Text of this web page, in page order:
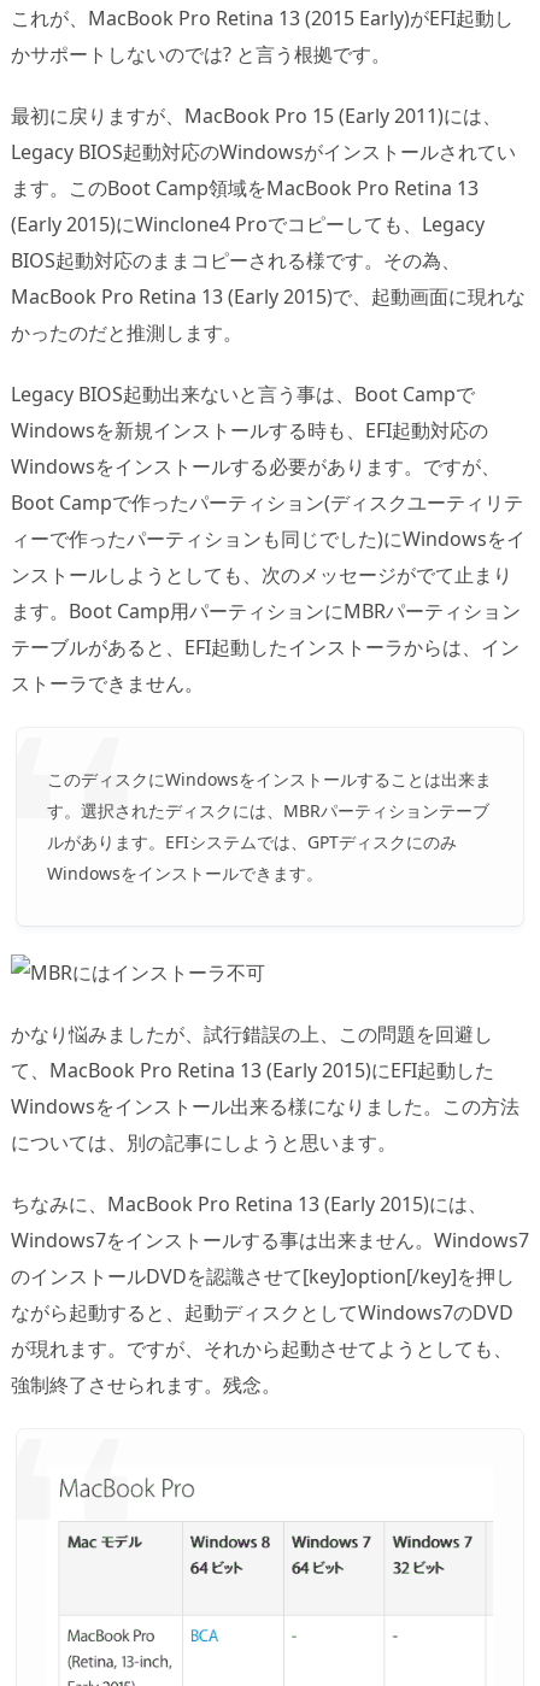
これが、MacBook Pro Retina 13 (2015 Early)がEFI起動し
かサポートしないのでは? と言う根拠です。
最初に戻りますが、MacBook Pro 15 (Early 2011)には、
Legacy BIOS起動対応のWindowsがインストールされてい
ます。このBoot Camp領域をMacBook Pro Retina 13
(Early 2015)にWinclone4 Proでコピーしても、Legacy
BIOS起動対応のままコピーされる様です。その為、
MacBook Pro Retina 13 (Early 2015)で、起動画面に現れな
かったのだと推測します。
Legacy BIOS起動出来ないと言う事は、Boot Campで
Windowsを新規インストールする時も、EFI起動対応の
Windowsをインストールする必要があります。ですが、
Boot Campで作ったパーティション(ディスクユーティリテ
ィーで作ったパーティションも同じでした)にWindowsをイ
ンストールしようとしても、次のメッセージがでて止まり
ます。Boot Camp用パーティションにMBRパーティション
テーブルがあると、EFI起動したインストーラからは、イン
ストーラできません。
このディスクにWindowsをインストールすることは出来ま
す。選択されたディスクには、MBRパーティションテーブ
ルがあります。EFIシステムでは、GPTディスクにのみ
Windowsをインストールできます。
かなり悩みましたが、試行錯誤の上、この問題を回避し
て、MacBook Pro Retina 13 (Early 2015)にEFI起動した
Windowsをインストール出来る様になりました。この方法
については、別の記事にしようと思います。
ちなみに、MacBook Pro Retina 13 (Early 2015)には、
Windows7をインストールする事は出来ません。Windows7
のインストールDVDを認識させて[key]option[/key]を押し
ながら起動すると、起動ディスクとしてWindows7のDVD
が現れます。ですが、それから起動させてようとしても、
強制終了させられます。残念。